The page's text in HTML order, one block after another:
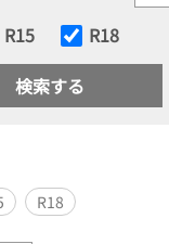
R15 R18
R18